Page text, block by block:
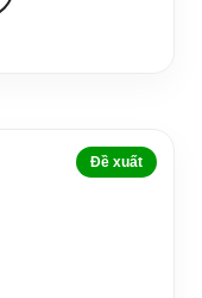
Đề xuất